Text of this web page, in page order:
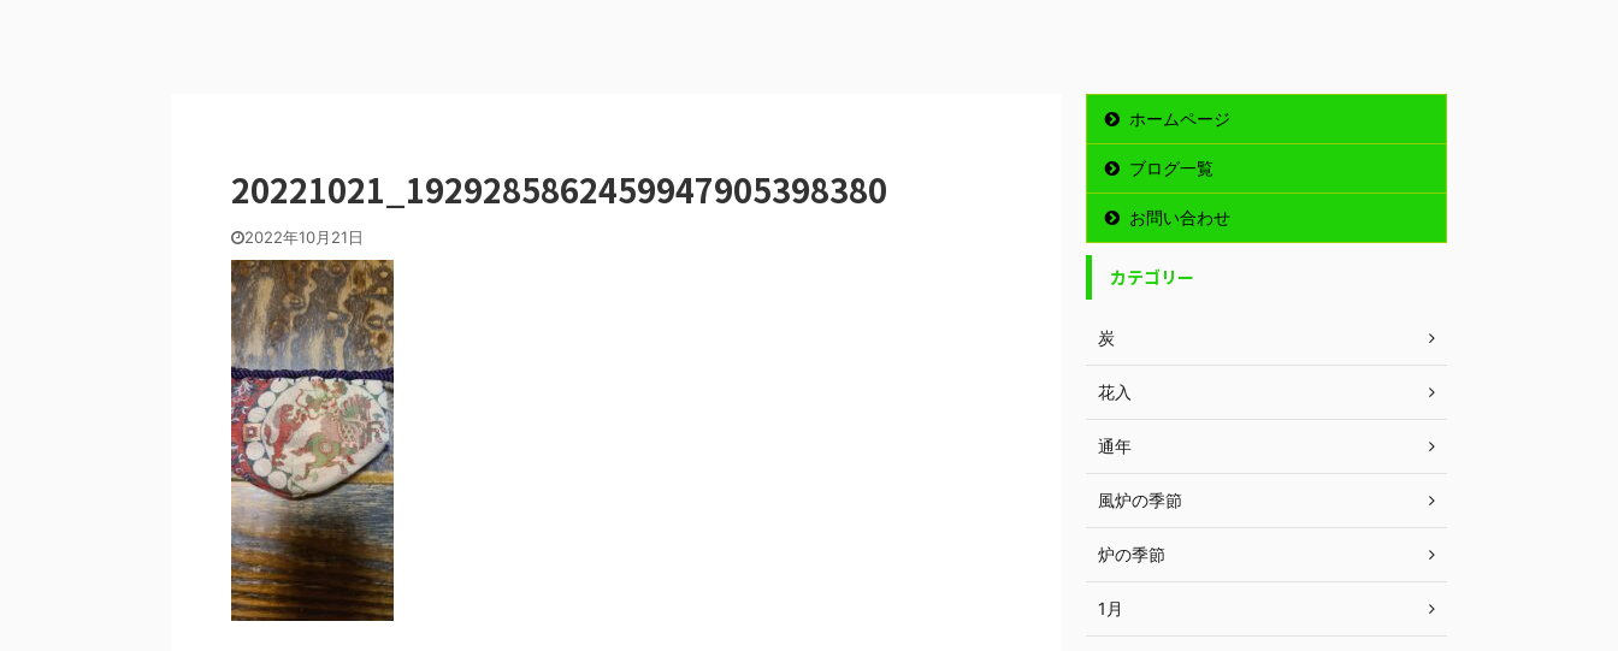
20221021_1929285862459947905398380
2022年10月21日
ホームページ
ブログ一覧
お問い合わせ
カテゴリー
炭
花入
通年
風炉の季節
炉の季節
1月